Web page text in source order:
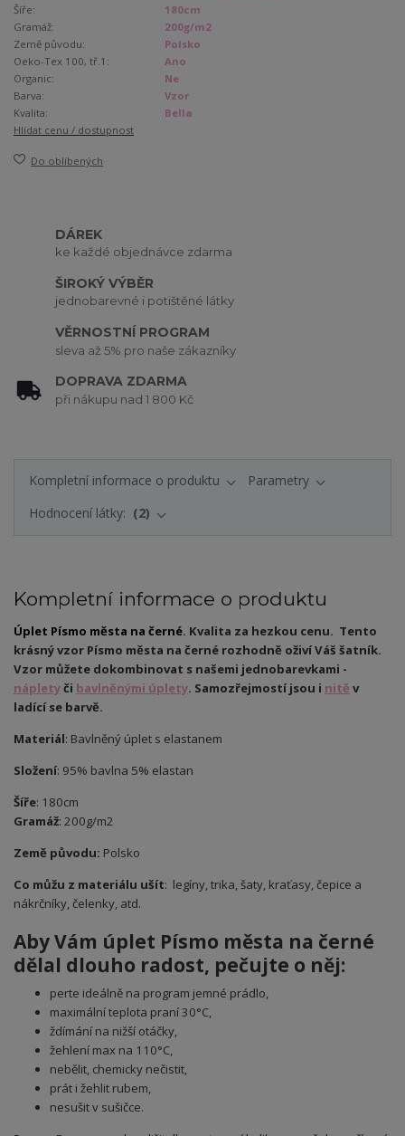
Šíře:
180cm
Gramáž:
200g/m2
Země původu:
Polsko
Oeko-Tex 100, tř.1:
Ano
Organic:
Ne
Barva:
Vzor
Kvalita:
Bella
Hlídat cenu / dostupnost
Do oblíbených
DÁREK
ke každé objednávce zdarma
ŠIROKÝ VÝBĚR
jednobarevné i potištěné látky
VĚRNOSTNÍ PROGRAM
sleva až 5% pro naše zákazníky
DOPRAVA ZDARMA
při nákupu nad 1 800 Kč
Kompletní informace o produktu
Parametry
Hodnocení látky:
2
Kompletní informace o produktu
Úplet Písmo města na černé. Kvalita za hezkou cenu. Tento
krásný vzor Písmo města na černé rozhodně oživí Váš šatník.
Vzor můžete dokombinovat s našemi jednobarevkami -
nápletyči bavlněnými úplety. Samozřejmostí jsou i nitě v
ladící se barvě.
Materiál: Bavlněný úplet s elastanem
Složení: 95% bavlna 5% elastan
Šíře: 180cm
Gramáž: 200g/m2
Země původu: Polsko
Co můžu z materiálu ušít: legíny, trika, šaty, kraťasy, čepice a
nákrčníky, čelenky, atd.
Aby Vám úplet Písmo města na černé
dělal dlouho radost, pečujte o něj:
perte ideálně na program jemné prádlo,
maximální teplota praní 30°C,
ždímání na nižší otáčky,
žehlení max na 110°C,
nebělit, chemicky nečistit,
prát i žehlit rubem,
nesušit v sušičce.